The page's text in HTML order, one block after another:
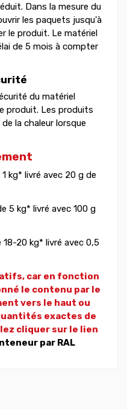
Dans la mesure du
les paquets jusqu'à
le produit. Le matériel
de 5 mois à compter
du matériel
produit. Les produits
la chaleur lorsque
kg* livré avec 20 g de
5 kg* livré avec 100 g
20 kg* livré avec 0,5
car en fonction
le contenu par le
vers le haut ou
exactes de
cliquer sur le lien
par RAL